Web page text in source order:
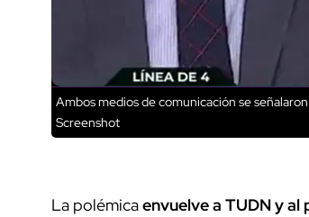
Ambos medios de comunicación se
Screenshot
La polémicaenvuelve a TUDN y al